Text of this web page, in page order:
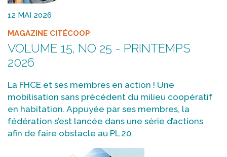
12 MAI 2026
MAGAZINE CITÉCOOP
VOLUME 15, NO 25 - PRINTEMPS
2026
La FHCE et ses membres en action ! Une
mobilisation sans précédent du milieu coopératif
en habitation. Appuyée par ses membres, la
fédération s’est lancée dans une série d’actions
afin de faire obstacle au PL 20.